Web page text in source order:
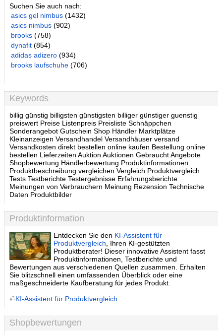
Suchen Sie auch nach:
asics gel nimbus (1432)
asics nimbus (902)
brooks (758)
dynafit (854)
adidas adizero (934)
brooks laufschuhe (706)
Keywords
billig günstig billigsten günstigsten billiger günstiger guenstig
preiswert Preise Listenpreis Preisliste Schnäppchen
Sonderangebot Gutschein Shop Händler Marktplätze
Kleinanzeigen Versandhandel Versandhäuser versand
Versandkosten direkt bestellen online kaufen Bestellung online
bestellen Lieferzeiten Auktion Auktionen Gebraucht Angebote
Shopbewertung Händlerbewertung Produktinformationen
Produktbeschreibung vergleichen Vergleich Produktvergleich
Tests Testberichte Testergebnisse Erfahrungsberichte
Meinungen von Verbrauchern Meinung Rezension Technische
Daten Produktbilder
Produktinformation
Entdecken Sie den KI-Assistent für
Produktvergleich , Ihren KI-gestützten
Produktberater! Dieser innovative Assistent fasst
Produktinformationen, Testberichte und
Bewertungen aus verschiedenen Quellen zusammen. Erhalten
Sie blitzschnell einen umfassenden Überblick oder eine
maßgeschneiderte Kaufberatung für jedes Produkt.
KI-Assistent für Produktvergleich
Shopbewertungen